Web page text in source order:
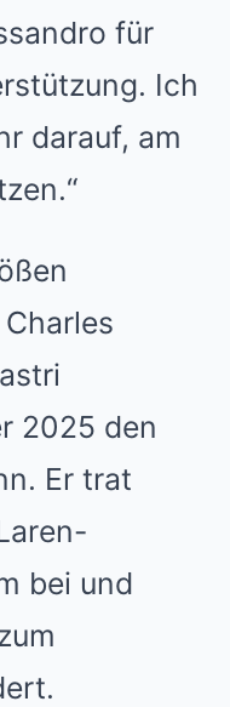
für
Ich
darauf, am
Charles
2025 den
Er trat
bei und